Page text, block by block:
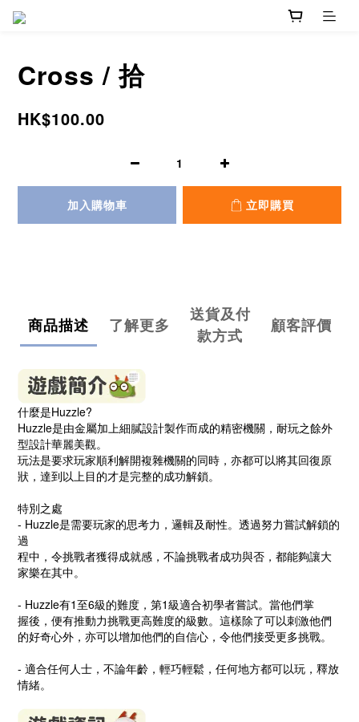
Cross / 拾
HK$100.00
加入購物車 立即購買
商品描述 了解更多
送貨及付
款方式
顧客評價
什麼是Huzzle?
Huzzle是由金屬加上細膩設計製作而成的精密機關，耐玩之餘外
型設計華麗美觀。
玩法是要求玩家順利解開複雜機關的同時，亦都可以將其回復原
狀，達到以上目的才是完整的成功解鎖。
特別之處
- Huzzle是需要玩家的思考力，邏輯及耐性。透過努力嘗試解鎖的
過
程中，令挑戰者獲得成就感，不論挑戰者成功與否，都能夠讓大
家樂在其中。
- Huzzle有1至6級的難度，第1級適合初學者嘗試。當他們掌
握後，便有推動力挑戰更高難度的級數。這樣除了可以刺激他們
的好奇心外，亦可以增加他們的自信心，令他們接受更多挑戰。
- 適合任何人士，不論年齡，輕巧輕鬆，任何地方都可以玩，釋放
情緒。